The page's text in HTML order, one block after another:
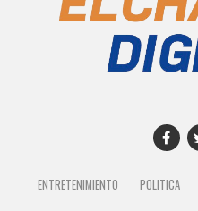
ENTRETENIMIENTO POLITICA